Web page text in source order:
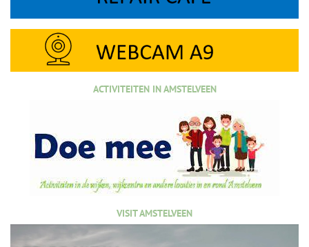
ACTIVITEITEN IN AMSTELVEEN
VISIT AMSTELVEEN